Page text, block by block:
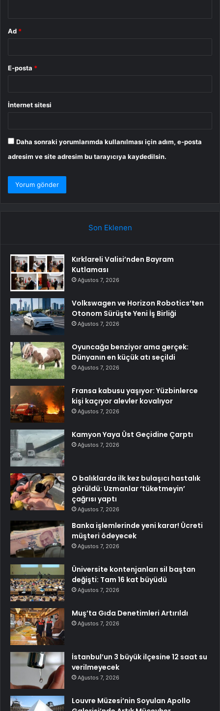
Ad *
E-posta *
İnternet sitesi
Daha sonraki yorumlarımda kullanılması için adım, e-posta
adresim ve site adresim bu tarayıcıya kaydedilsin.
Son Eklenen
Kırklareli Valisi’nden Bayram
Kutlaması
Ağustos 7, 2026
Volkswagen ve Horizon Robotics’ten
Otonom Sürüşte Yeni İş Birliği
Ağustos 7, 2026
Oyuncağa benziyor ama gerçek:
Dünyanın en küçük atı seçildi
Ağustos 7, 2026
Fransa kabusu yaşıyor: Yüzbinlerce
kişi kaçıyor alevler kovalıyor
Ağustos 7, 2026
Kamyon Yaya Üst Geçidine Çarptı
Ağustos 7, 2026
O balıklarda ilk kez bulaşıcı hastalık
görüldü: Uzmanlar ‘tüketmeyin’
çağrısı yaptı
Ağustos 7, 2026
Banka işlemlerinde yeni karar! Ücreti
müşteri ödeyecek
Ağustos 7, 2026
Üniversite kontenjanları sil baştan
değişti: Tam 16 kat büyüdü
Ağustos 7, 2026
Muş’ta Gıda Denetimleri Artırıldı
Ağustos 7, 2026
İstanbul’un 3 büyük ilçesine 12 saat su
verilmeyecek
Ağustos 7, 2026
Louvre Müzesi’nin Soyulan Apollo